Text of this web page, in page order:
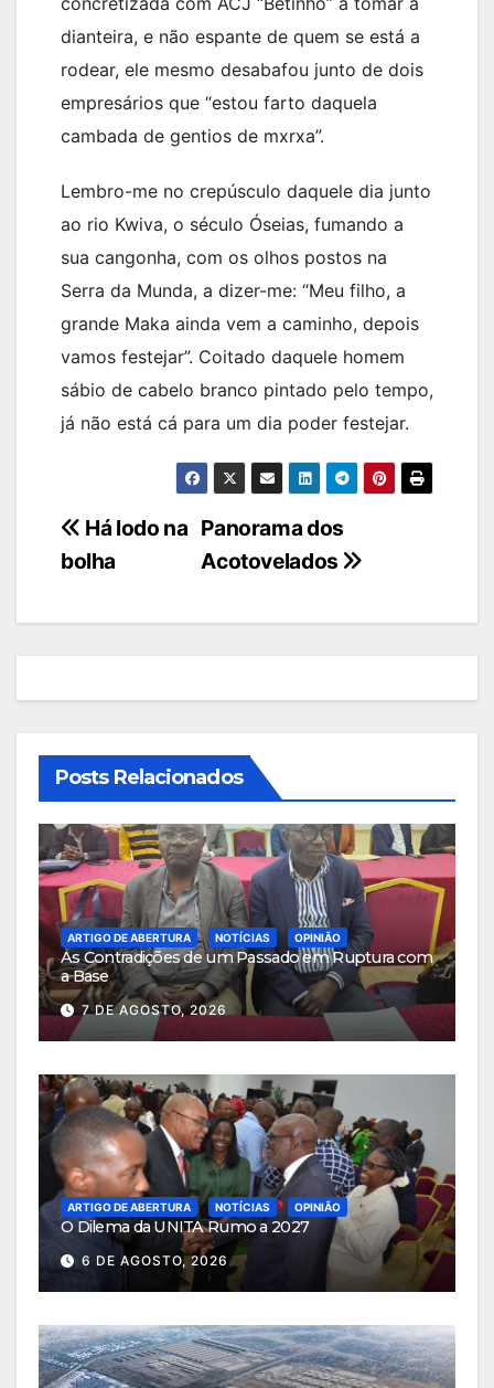
dianteira, e não espante de quem se está a
rodear, ele mesmo desabafou junto de dois
empresários que “estou farto daquela
cambada de gentios de mxrxa”.
Lembro-me no crepúsculo daquele dia junto
ao rio Kwiva, o século Óseias, fumando a
sua cangonha, com os olhos postos na
Serra da Munda, a dizer-me: “Meu filho, a
grande Maka ainda vem a caminho, depois
vamos festejar”. Coitado daquele homem
sábio de cabelo branco pintado pelo tempo,
já não está cá para um dia poder festejar.
Navegação
de
artigos
Panorama dos
Acotovelados
Há lodo na
bolha
Posts Relacionados
ARTIGO DE ABERTURA NOTÍCIAS OPINIÃO
As Contradições de um Passado em Ruptura com
a Base
7 DE AGOSTO, 2026
ARTIGO DE ABERTURA NOTÍCIAS OPINIÃO
O Dilema da UNITA Rumo a 2027
6 DE AGOSTO, 2026